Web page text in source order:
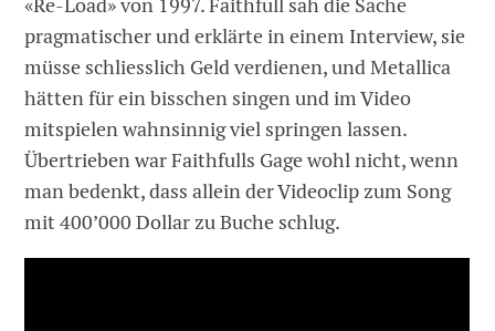
«Re-Load» von 1997. Faithfull sah die Sache
pragmatischer und erklärte in einem Interview, sie
müsse schliesslich Geld verdienen, und Metallica
hätten für ein bisschen singen und im Video
mitspielen wahnsinnig viel springen lassen.
Übertrieben war Faithfulls Gage wohl nicht, wenn
man bedenkt, dass allein der Videoclip zum Song
mit 400’000 Dollar zu Buche schlug.